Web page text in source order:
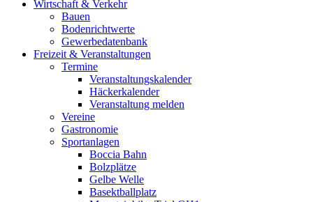
Wirtschaft & Verkehr
Bauen
Bodenrichtwerte
Gewerbedatenbank
Freizeit & Veranstaltungen
Termine
Veranstaltungskalender
Häckerkalender
Veranstaltung melden
Vereine
Gastronomie
Sportanlagen
Boccia Bahn
Bolzplätze
Gelbe Welle
Basektballplatz